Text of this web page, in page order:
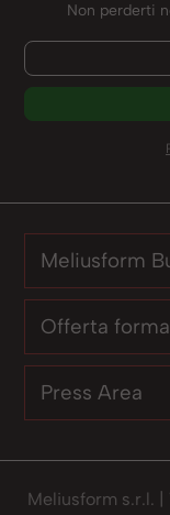
Non perderti
Meliusform
Offerta
Press Area
Meliusform s.r.l. |